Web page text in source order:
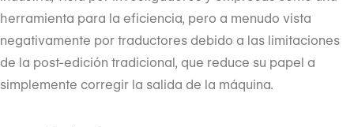
herramienta para la eficiencia, pero a menudo vista
negativamente por traductores debido a las limitaciones
de la post-edición tradicional, que reduce su papel a
simplemente corregir la salida de la máquina.